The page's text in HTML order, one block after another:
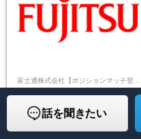
話を聞きたい
富士通株式会社【ポジションマッチ登録】
IT系オープンポジション
400～900万円